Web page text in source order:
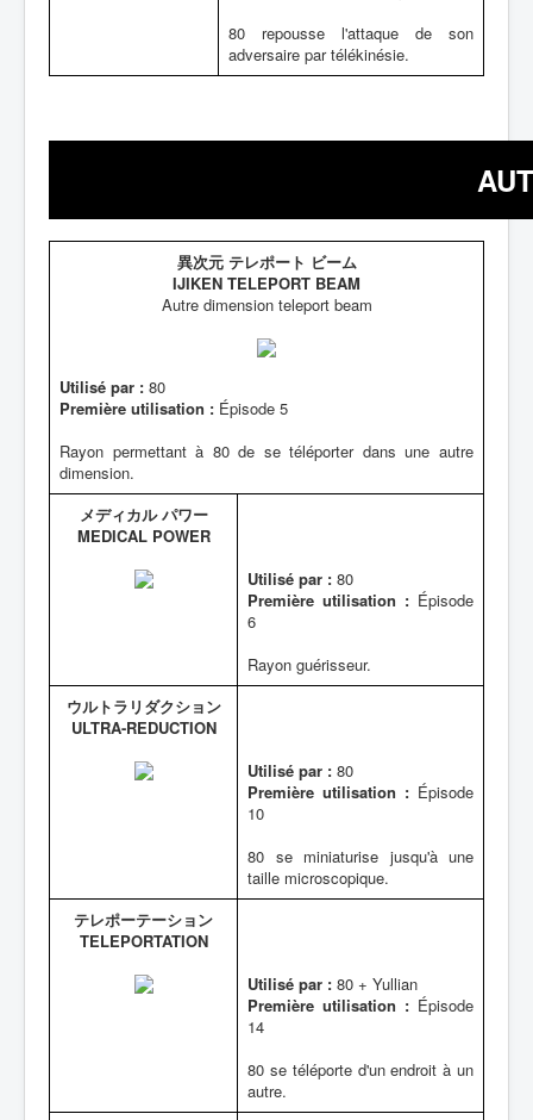
80 repousse l'attaque de son
adversaire par télékinésie.
異次元 テレポート ビーム
IJIKEN TELEPORT BEAM
Autre dimension teleport beam
Utilisé par : 80
Première utilisation : Épisode 5
Rayon permettant à 80 de se téléporter dans une autre
dimension.
メディカル パワー
MEDICAL POWER
Utilisé par : 80
Première utilisation : Épisode
6
Rayon guérisseur.
ウルトラリダクション
ULTRA-REDUCTION
Utilisé par : 80
Première utilisation : Épisode
10
80 se miniaturise jusqu'à une
taille microscopique.
テレポーテーション
TELEPORTATION
Utilisé par : 80 + Yullian
Première utilisation : Épisode
14
80 se téléporte d'un endroit à un
autre.